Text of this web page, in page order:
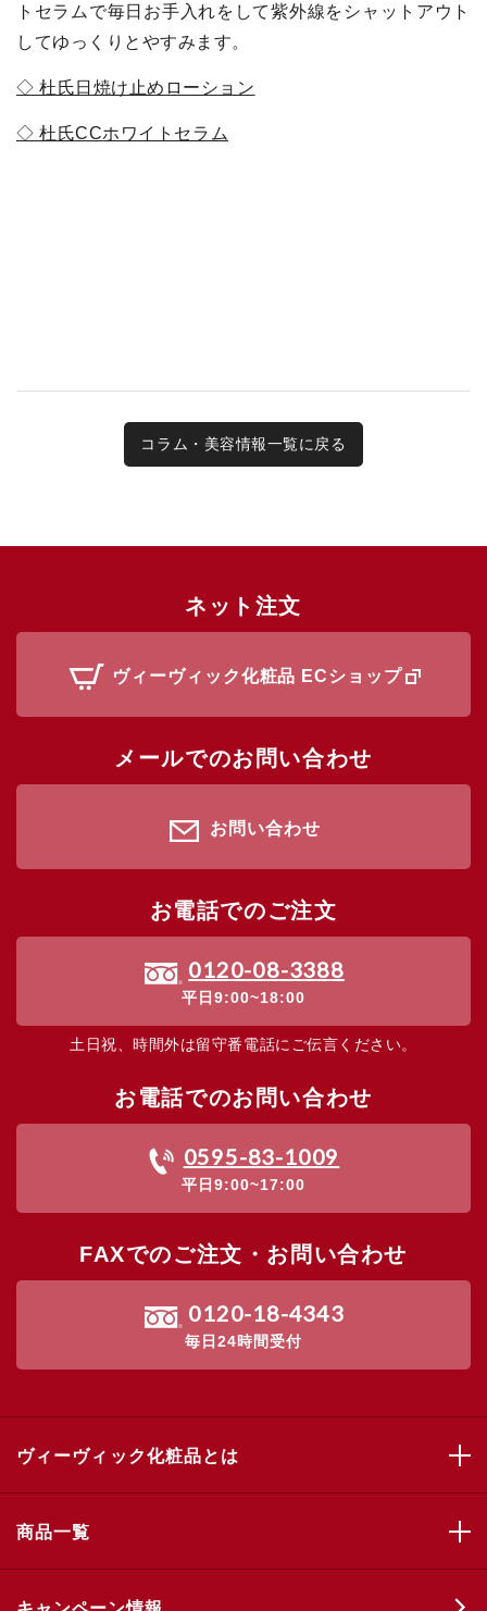
トセラムで毎日お手入れをして紫外線をシャットアウト
してゆっくりとやすみます。
◇ 杜氏日焼け止めローション
◇ 杜氏CCホワイトセラム
コラム・美容情報一覧に戻る
ネット注文
ヴィーヴィック化粧品 ECショップ
メールでのお問い合わせ
お問い合わせ
お電話でのご注文
0120-08-3388
平日9:00~18:00
土日祝、時間外は留守番電話にご伝言ください。
お電話でのお問い合わせ
0595-83-1009
平日9:00~17:00
FAXでのご注文・お問い合わせ
0120-18-4343
毎日24時間受付
ヴィーヴィック化粧品とは
商品一覧